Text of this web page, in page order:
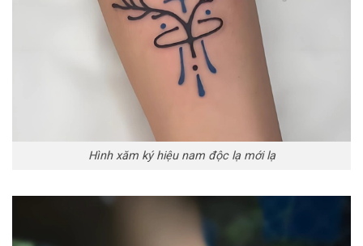
Hình xăm ký hiệu nam độc lạ mới lạ